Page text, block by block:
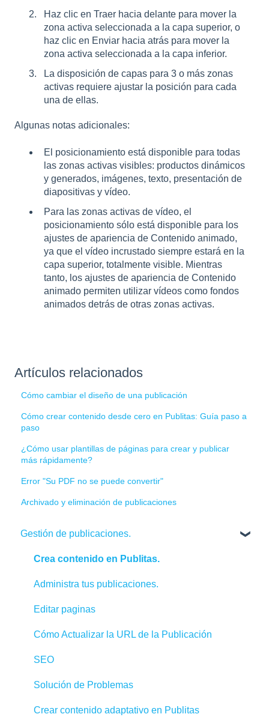
Haz clic en Traer hacia delante para mover la
zona activa seleccionada a la capa superior, o
haz clic en Enviar hacia atrás para mover la
zona activa seleccionada a la capa inferior.
La disposición de capas para 3 o más zonas
activas requiere ajustar la posición para cada
una de ellas.
Algunas notas adicionales:
El posicionamiento está disponible para todas
las zonas activas visibles: productos dinámicos
y generados, imágenes, texto, presentación de
diapositivas y vídeo.
Para las zonas activas de vídeo, el
posicionamiento sólo está disponible para los
ajustes de apariencia de Contenido animado,
ya que el vídeo incrustado siempre estará en la
capa superior, totalmente visible. Mientras
tanto, los ajustes de apariencia de Contenido
animado permiten utilizar vídeos como fondos
animados detrás de otras zonas activas.
Artículos relacionados
Cómo cambiar el diseño de una publicación
Cómo crear contenido desde cero en Publitas: Guía paso a
paso
¿Cómo usar plantillas de páginas para crear y publicar
más rápidamente?
Error "Su PDF no se puede convertir"
Archivado y eliminación de publicaciones
Gestión de publicaciones.
Crea contenido en Publitas.
Administra tus publicaciones.
Editar paginas
Cómo Actualizar la URL de la Publicación
SEO
Solución de Problemas
Crear contenido adaptativo en Publitas